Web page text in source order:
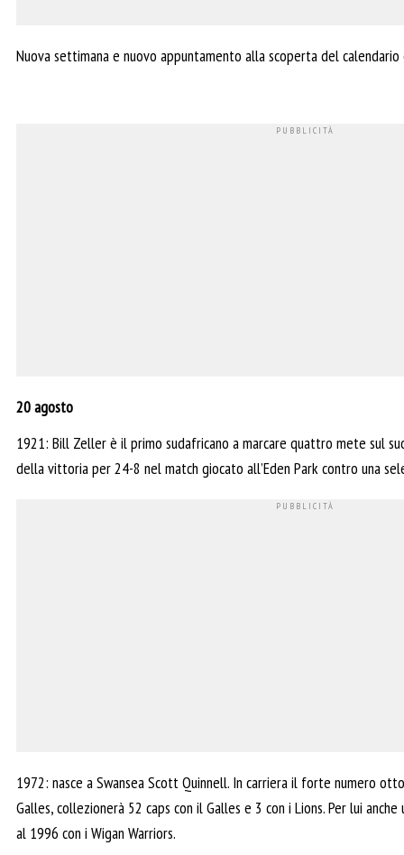
Nuova settimana e nuovo appuntamento alla scoperta del calendario
20 agosto
1921: Bill Zeller è il primo sudafricano a marcare quattro mete sul
della vittoria per 24-8 nel match giocato all’Eden Park contro una
1972: nasce a Swansea Scott Quinnell. In carriera il forte numero
Galles, collezionerà 52 caps con il Galles e 3 con i Lions. Per lui
al 1996 con i Wigan Warriors.